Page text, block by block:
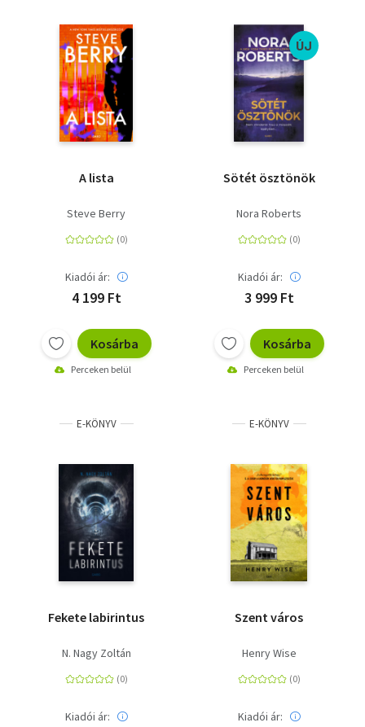
A lista
Steve Berry
Kiadói ár:
4 199 Ft
Kosárba
Perceken belül
ÚJ
Sötét ösztönök
Nora Roberts
Kiadói ár:
3 999 Ft
Kosárba
Perceken belül
E-KÖNYV
Fekete labirintus
N. Nagy Zoltán
Kiadói ár:
E-KÖNYV
Szent város
Henry Wise
Kiadói ár: